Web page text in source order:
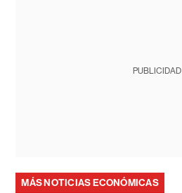
PUBLICIDAD
MÁS NOTICIAS ECONÓMICAS